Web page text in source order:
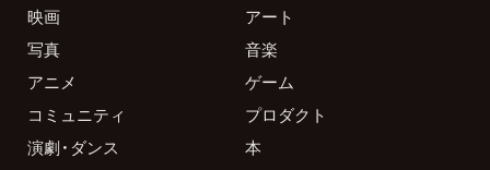
映画
アート
写真
音楽
アニメ
ゲーム
コミュニティ
プロダクト
演劇・ダンス
本